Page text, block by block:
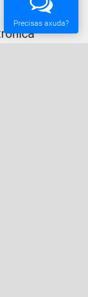
Precisas axuda?